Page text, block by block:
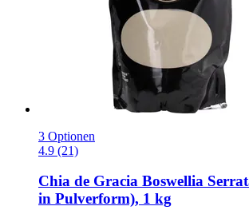
3 Optionen
4.9 (21)
Chia de Gracia Boswellia
in Pulverform), 1 kg